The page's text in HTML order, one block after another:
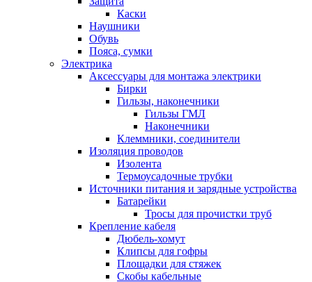
Каски
Наушники
Обувь
Пояса, сумки
Электрика
Аксессуары для монтажа электрики
Бирки
Гильзы, наконечники
Гильзы ГМЛ
Наконечники
Клеммники, соединители
Изоляция проводов
Изолента
Термоусадочные трубки
Источники питания и зарядные устройства
Батарейки
Тросы для прочистки труб
Крепление кабеля
Дюбель-хомут
Клипсы для гофры
Площадки для стяжек
Скобы кабельные